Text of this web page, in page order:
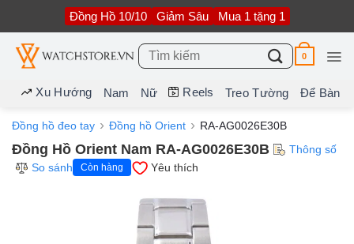
nội
dung
Đồng Hồ 10/10 Giảm Sâu Mua 1 tặng 1
Tìm
kiếm:
0
Xu Hướng Nam Nữ Reels Treo Tường Để Bàn
Đồng hồ đeo tay Đồng hồ Orient RA-AG0026E30B
Đồng Hồ Orient Nam RA-AG0026E30B
Thông số
So sánh
Còn hàng Yêu thích